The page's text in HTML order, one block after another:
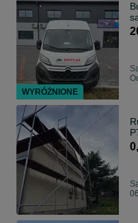
WYRÓŻNIONE